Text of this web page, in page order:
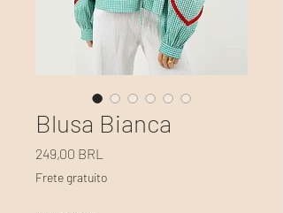
Blusa Bianca
249,00 BRL
Frete gratuito